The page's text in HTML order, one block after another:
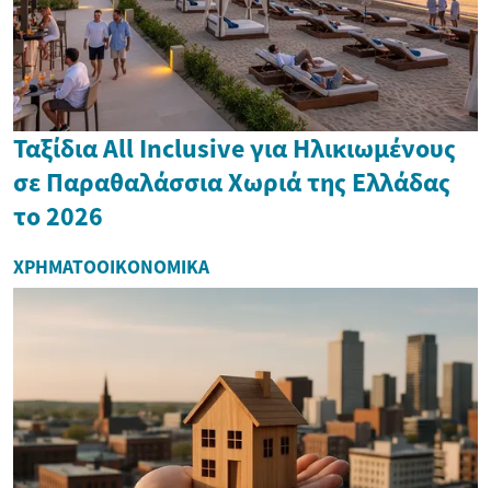
Ταξίδια All Inclusive για Ηλικιωμένους
σε Παραθαλάσσια Χωριά της Ελλάδας
το 2026
ΧΡΗΜΑΤΟΟΙΚΟΝΟΜΙΚΆ